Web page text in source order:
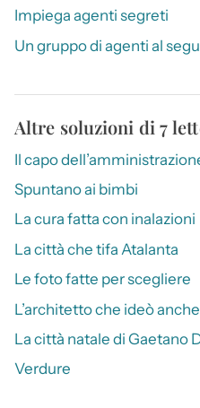
Impiega agenti segreti
Un gruppo di agenti al
Altre soluzioni di 7
Il capo
Spuntano ai bimbi
La cura fatta con inalazioni
La città che tifa Atalanta
Le foto fatte per scegliere
L’architetto che ideò
La città natale di Gaetano
Verdure